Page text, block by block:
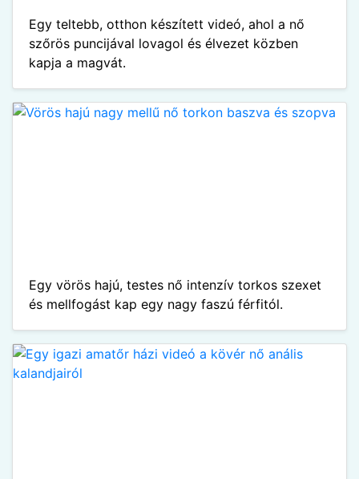
Egy teltebb, otthon készített videó, ahol a nő
szőrös puncijával lovagol és élvezet közben
kapja a magvát.
Egy vörös hajú, testes nő intenzív torkos szexet
és mellfogást kap egy nagy faszú férfitól.